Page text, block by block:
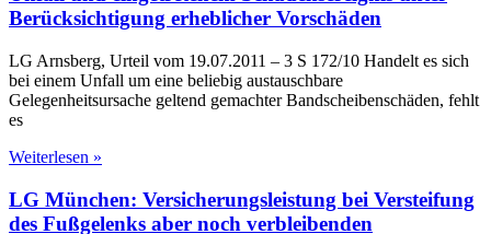
Berücksichtigung erheblicher Vorschäden
LG Arnsberg, Urteil vom 19.07.2011 – 3 S 172/10 Handelt es sich
bei einem Unfall um eine beliebig austauschbare
Gelegenheitsursache geltend gemachter Bandscheibenschäden, fehlt
es
Weiterlesen »
LG München: Versicherungsleistung bei Versteifung
des Fußgelenks aber noch verbleibenden